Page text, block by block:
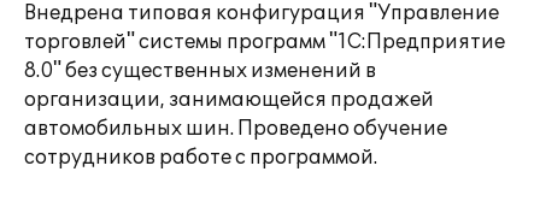
Внедрена типовая конфигурация "Управление
торговлей" системы программ "1С:Предприятие
8.0" без существенных изменений в
организации, занимающейся продажей
автомобильных шин. Проведено обучение
сотрудников работе с программой.